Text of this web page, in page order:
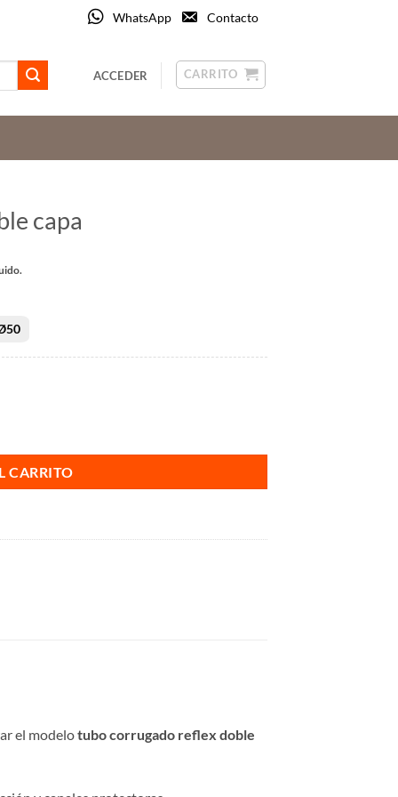
WhatsApp Contacto
ACCEDER CARRITO
capa
€
CARRITO
el modelotubo corrugado reflex doble